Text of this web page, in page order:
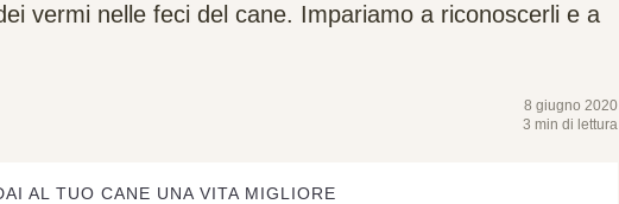
vermi nelle feci del cane. Impariamo a riconoscerli e a
8 giugno 2020
3 min di lettura
AL TUO CANE UNA VITA MIGLIORE